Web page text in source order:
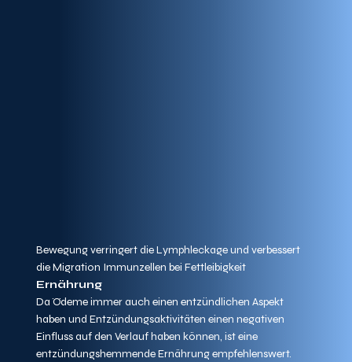
Bewegung verringert die Lymphleckage und verbessert
die Migration Immunzellen bei Fettleibigkeit
Ernährung
Da Ödeme immer auch einen entzündlichen Aspekt
haben und Entzündungsaktivitäten einen negativen
Einfluss auf den Verlauf haben können, ist eine
entzündungshemmende Ernährung empfehlenswert.